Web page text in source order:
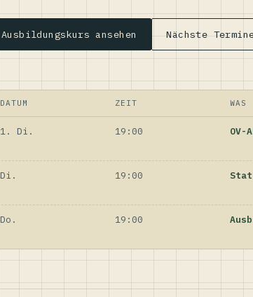
Ausbildungskurs ansehen Nächste
DATUM ZEIT WAS
1. Di. 19:00 OV-
Di. 19:00
Do. 19:00